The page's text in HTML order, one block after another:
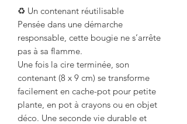
♻ Un contenant réutilisable
Pensée dans une démarche
responsable, cette bougie ne s’arrête
pas à sa flamme.
Une fois la cire terminée, son
contenant (8 x 9 cm) se transforme
facilement en cache-pot pour petite
plante, en pot à crayons ou en objet
déco. Une seconde vie durable et